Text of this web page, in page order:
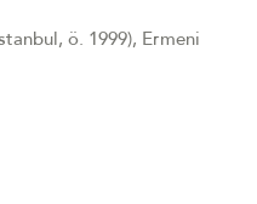
ö. 1999), Ermeni